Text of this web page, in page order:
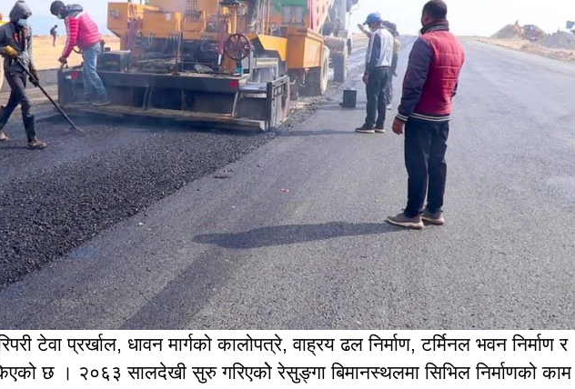
टेवा प्रर्खाल, धावन मार्गको कालोपत्रे, वाह्रय ढल निर्माण, टर्मिनल भवन निर्माण र
छ । २०६३ सालदेखी सुरु गरिएकोे रेसुङ्गा बिमानस्थलमा सिभिल निर्माणको काम